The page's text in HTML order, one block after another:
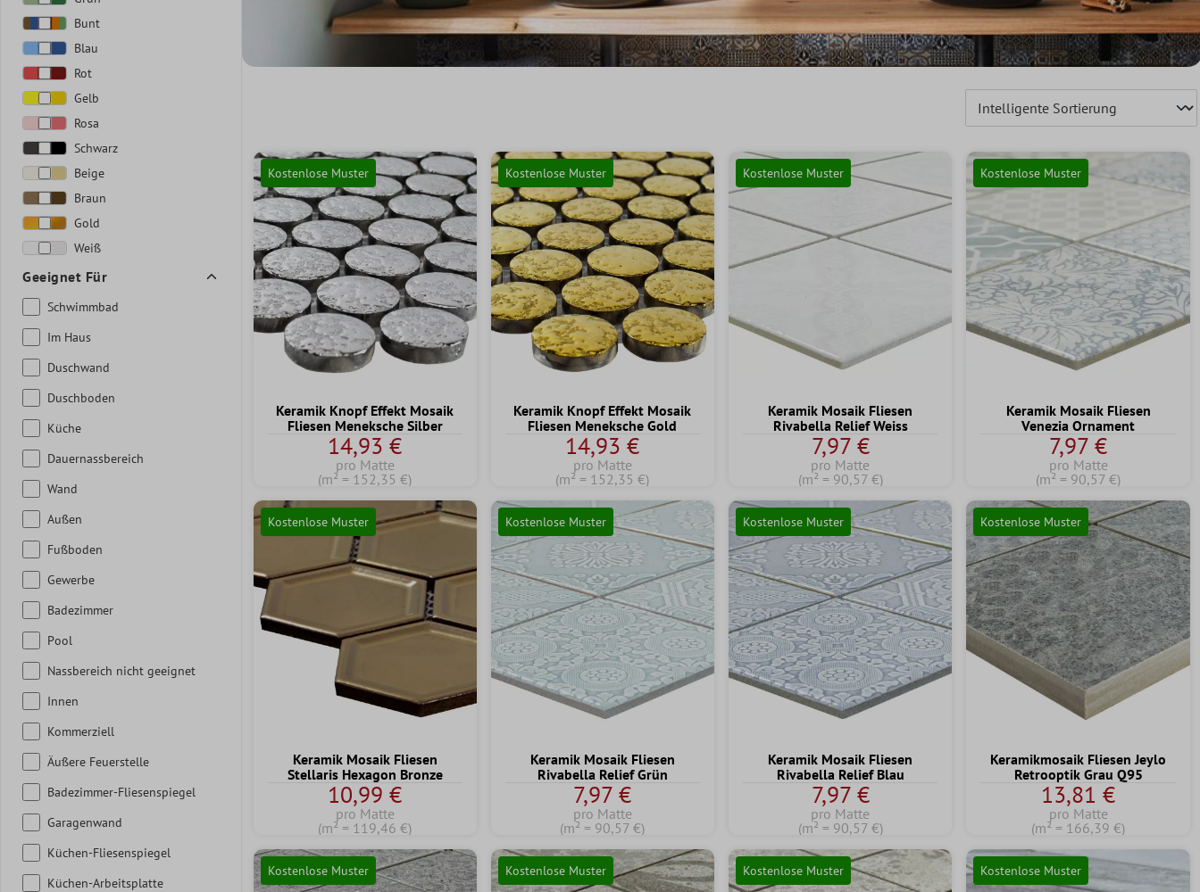
Bunt
Blau
Rot
Gelb
Rosa
Schwarz
Beige
Braun
Gold
Weiß
Geeignet Für
Schwimmbad
Im Haus
Duschwand
Duschboden
Küche
Dauernassbereich
Wand
Außen
Fußboden
Gewerbe
Badezimmer
Pool
Nassbereich nicht geeignet
Innen
Kommerziell
Äußere Feuerstelle
Badezimmer-Fliesenspiegel
Garagenwand
Küchen-Fliesenspiegel
Küchen-Arbeitsplatte
Kostenlose Muster
Keramik Knopf Effekt Mosaik
Fliesen Meneksche Silber
14,93 €
pro Matte
(m² = 152,35 €)
Kostenlose Muster
Keramik Knopf Effekt Mosaik
Fliesen Meneksche Gold
14,93 €
pro Matte
(m² = 152,35 €)
Kostenlose Muster
Keramik Mosaik Fliesen
Rivabella Relief Weiss
7,97 €
pro Matte
(m² = 90,57 €)
Kostenlose Muster
Keramik Mosaik Fliesen
Venezia Ornament
7,97 €
pro Matte
(m² = 90,57 €)
Kostenlose Muster
Keramik Mosaik Fliesen
Stellaris Hexagon Bronze
10,99 €
pro Matte
(m² = 119,46 €)
Kostenlose Muster
Keramik Mosaik Fliesen
Rivabella Relief Grün
7,97 €
pro Matte
(m² = 90,57 €)
Kostenlose Muster
Keramik Mosaik Fliesen
Rivabella Relief Blau
7,97 €
pro Matte
(m² = 90,57 €)
Kostenlose Muster
Keramikmosaik Fliesen Jeylo
Retrooptik Grau Q95
13,81 €
pro Matte
(m² = 166,39 €)
Kostenlose Muster Kostenlose Muster Kostenlose Muster Kostenlose Muster